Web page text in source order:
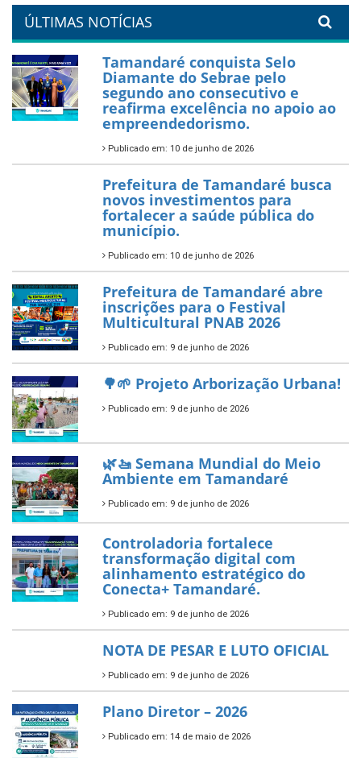
orla da cidade.
PartiuENEM — Prefeitura
garante transporte gratuito
para os estudantes
7 de novembro de 2025
Política Nacional Aldir Blanc
— Tamandaré tem Plano de
Aplicação de Recursos (PAR)
habilitado
7 de novembro de 2025
ÚLTIMAS NOTÍCIAS
Tamandaré conquista Selo
Diamante do Sebrae pelo
segundo ano consecutivo e
reafirma excelência no apoio ao
empreendedorismo.
Publicado em: 10 de junho de 2026
novos investimentos para
fortalecer a saúde pública do
município.
Publicado em: 10 de junho de 2026
Prefeitura de Tamandaré abre
inscrições para o Festival
Multicultural PNAB 2026
Publicado em: 9 de junho de 2026
🌳🌱 Projeto Arborização Urbana!
Publicado em: 9 de junho de 2026
🌿🚤 Semana Mundial do Meio
Ambiente em Tamandaré